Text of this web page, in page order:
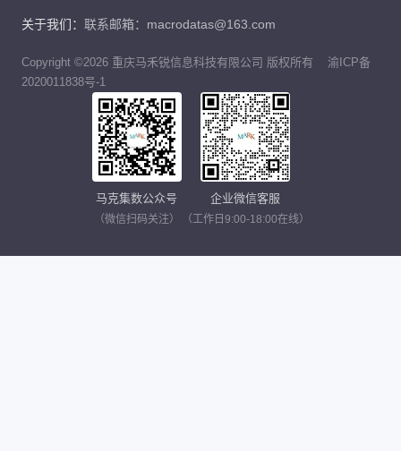
关于我们： 联系邮箱：macrodatas@163.com
Copyright ©2026 重庆马禾锐信息科技有限公司 版权所有
渝ICP备
2020011838号-1
马克集数公众号
（微信扫码关注）
企业微信客服
（工作日9:00-18:00在线）